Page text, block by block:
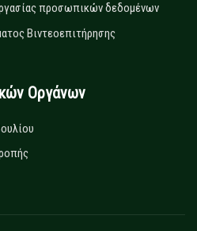
προσωπικών δεδομένων
Βιντεοεπιτήρησης
Οργάνων